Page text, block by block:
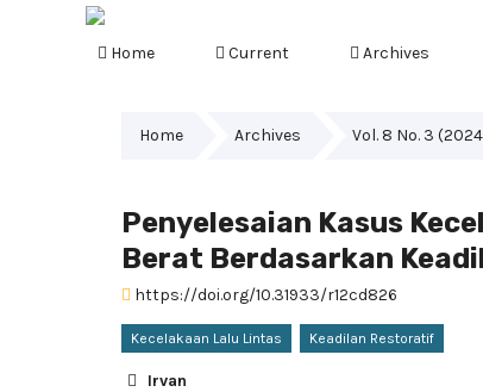
Home Current Archives
Home Archives Vol. 8 No. 3
Penyelesaian Kasus
Berat Berdasarkan
https://doi.org/10.31933/r12cd826
Kecelakaan Lalu Lintas Keadilan Restoratif
Irvan